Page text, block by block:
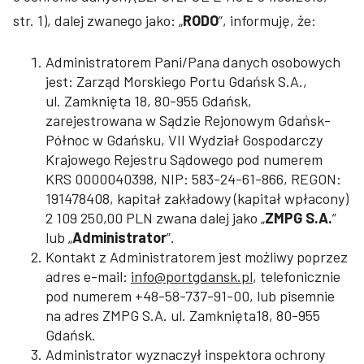
str. 1), dalej zwanego jako: „RODO”, informuję, że:
Administratorem Pani/Pana danych osobowych
jest: Zarząd Morskiego Portu Gdańsk S.A.,
ul. Zamknięta 18, 80-955 Gdańsk,
zarejestrowana w Sądzie Rejonowym Gdańsk-
Północ w Gdańsku, VII Wydział Gospodarczy
Krajowego Rejestru Sądowego pod numerem
KRS 0000040398, NIP: 583-24-61-866, REGON:
191478408, kapitał zakładowy (kapitał wpłacony)
2 109 250,00 PLN zwana dalej jako „ZMPG S.A.”
lub „Administrator”.
Kontakt z Administratorem jest możliwy poprzez
adres e-mail: info@portgdansk.pl, telefonicznie
pod numerem +48-58-737-91-00, lub pisemnie
na adres ZMPG S.A. ul. Zamknięta18, 80-955
Gdańsk.
Administrator wyznaczył inspektora ochrony